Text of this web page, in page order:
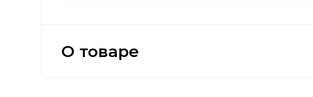
О товаре